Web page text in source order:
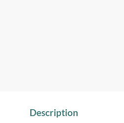
Description